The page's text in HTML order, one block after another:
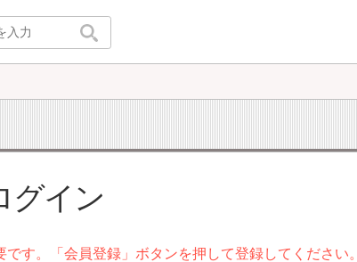
グイン
す。「会員登録」ボタンを押して登録してください。